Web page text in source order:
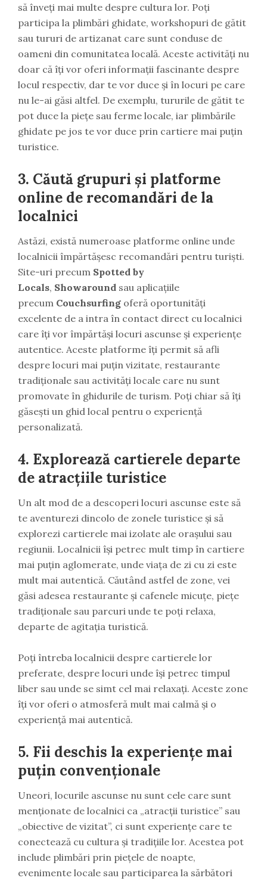
să înveți mai multe despre cultura lor. Poți
participa la plimbări ghidate, workshopuri de gătit
sau tururi de artizanat care sunt conduse de
oameni din comunitatea locală. Aceste activități nu
doar că îți vor oferi informații fascinante despre
locul respectiv, dar te vor duce și în locuri pe care
nu le-ai găsi altfel. De exemplu, tururile de gătit te
pot duce la piețe sau ferme locale, iar plimbările
ghidate pe jos te vor duce prin cartiere mai puțin
turistice.
3. Căută grupuri și platforme
online de recomandări de la
localnici
Astăzi, există numeroase platforme online unde
localnicii împărtășesc recomandări pentru turiști.
Site-uri precum Spotted by
Locals, Showaround sau aplicațiile
precum Couchsurfing oferă oportunități
excelente de a intra în contact direct cu localnici
care îți vor împărtăși locuri ascunse și experiențe
autentice. Aceste platforme îți permit să afli
despre locuri mai puțin vizitate, restaurante
tradiționale sau activități locale care nu sunt
promovate în ghidurile de turism. Poți chiar să îți
găsești un ghid local pentru o experiență
personalizată.
4. Explorează cartierele departe
de atracțiile turistice
Un alt mod de a descoperi locuri ascunse este să
te aventurezi dincolo de zonele turistice și să
explorezi cartierele mai izolate ale orașului sau
regiunii. Localnicii își petrec mult timp în cartiere
mai puțin aglomerate, unde viața de zi cu zi este
mult mai autentică. Căutând astfel de zone, vei
găsi adesea restaurante și cafenele micuțe, piețe
tradiționale sau parcuri unde te poți relaxa,
departe de agitația turistică.
Poți întreba localnicii despre cartierele lor
preferate, despre locuri unde își petrec timpul
liber sau unde se simt cel mai relaxați. Aceste zone
îți vor oferi o atmosferă mult mai calmă și o
experiență mai autentică.
5. Fii deschis la experiențe mai
puțin convenționale
Uneori, locurile ascunse nu sunt cele care sunt
menționate de localnici ca „atracții turistice” sau
„obiective de vizitat”, ci sunt experiențe care te
conectează cu cultura și tradițiile lor. Acestea pot
include plimbări prin piețele de noapte,
evenimente locale sau participarea la sărbători